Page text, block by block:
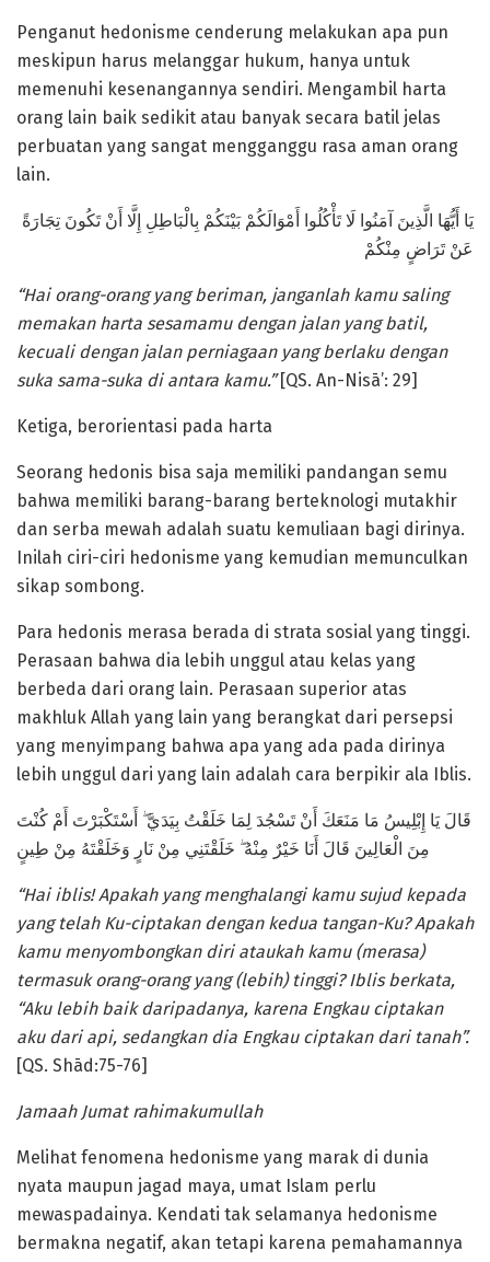
Penganut hedonisme cenderung melakukan apa pun
meskipun harus melanggar hukum, hanya untuk
memenuhi kesenangannya sendiri. Mengambil harta
orang lain baik sedikit atau banyak secara batil jelas
perbuatan yang sangat mengganggu rasa aman orang
lain.
يَا أَيُّهَا الَّذِينَ آمَنُوا لَا تَأْكُلُوا أَمْوَالَكُمْ بَيْنَكُمْ بِالْبَاطِلِ إِلَّا أَنْ تَكُونَ تِجَارَةً
عَنْ تَرَاضٍ مِنْكُمْ
“Hai orang-orang yang beriman, janganlah kamu saling
memakan harta sesamamu dengan jalan yang batil,
kecuali dengan jalan perniagaan yang berlaku dengan
suka sama-suka di antara kamu.”[QS. An-Nisā’: 29]
Ketiga, berorientasi pada harta
Seorang hedonis bisa saja memiliki pandangan semu
bahwa memiliki barang-barang berteknologi mutakhir
dan serba mewah adalah suatu kemuliaan bagi dirinya.
Inilah ciri-ciri hedonisme yang kemudian memunculkan
sikap sombong.
Para hedonis merasa berada di strata sosial yang tinggi.
Perasaan bahwa dia lebih unggul atau kelas yang
berbeda dari orang lain. Perasaan superior atas
makhluk Allah yang lain yang berangkat dari persepsi
yang menyimpang bahwa apa yang ada pada dirinya
lebih unggul dari yang lain adalah cara berpikir ala Iblis.
قَالَ يَا إِبْلِيسُ مَا مَنَعَكَ أَنْ تَسْجُدَ لِمَا خَلَقْتُ بِيَدَيَّ ۖ أَسْتَكْبَرْتَ أَمْ كُنْتَ
مِنَ الْعَالِينَ قَالَ أَنَا خَيْرٌ مِنْهُ ۖ خَلَقْتَنِي مِنْ نَارٍ وَخَلَقْتَهُ مِنْ طِينٍ
“Hai iblis! Apakah yang menghalangi kamu sujud kepada
yang telah Ku-ciptakan dengan kedua tangan-Ku? Apakah
kamu menyombongkan diri ataukah kamu (merasa)
termasuk orang-orang yang (lebih) tinggi? Iblis berkata,
“Aku lebih baik daripadanya, karena Engkau ciptakan
aku dari api, sedangkan dia Engkau ciptakan dari tanah”.
[QS. Shād:75-76]
Jamaah Jumat rahimakumullah
Melihat fenomena hedonisme yang marak di dunia
nyata maupun jagad maya, umat Islam perlu
mewaspadainya. Kendati tak selamanya hedonisme
bermakna negatif, akan tetapi karena pemahamannya